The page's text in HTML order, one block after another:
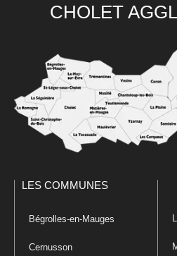
CHOLET
LES COMMUNES
Bégrolles-en-Mauges
Cernusson